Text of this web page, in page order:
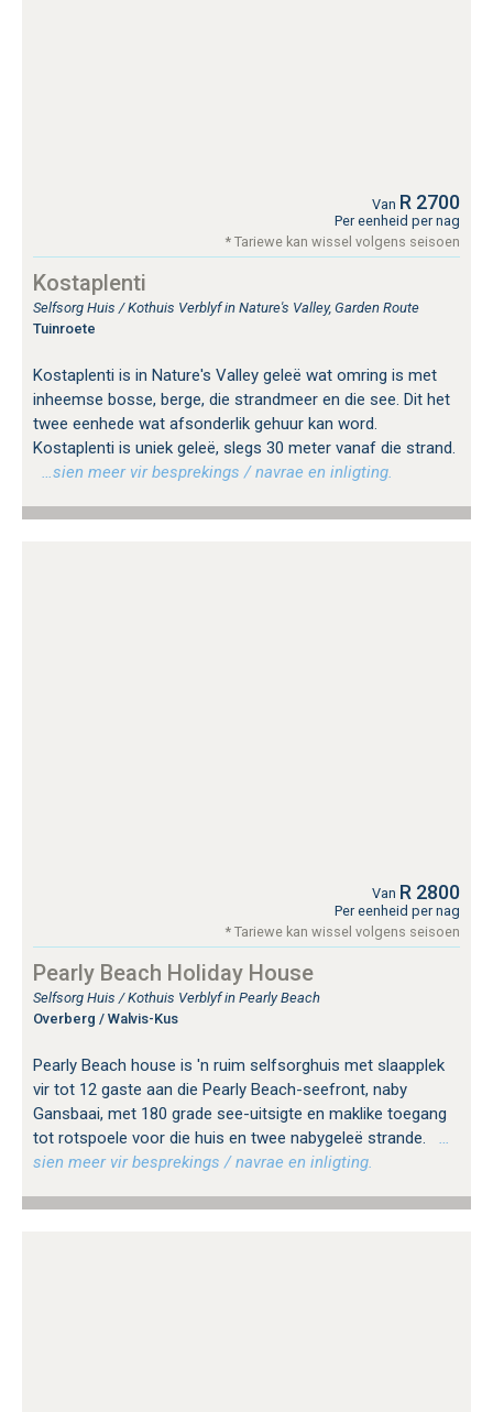
Van R 2700
Per eenheid per nag
* Tariewe kan wissel volgens seisoen
Kostaplenti
Selfsorg Huis / Kothuis Verblyf in Nature's Valley, Garden Route
Tuinroete
Kostaplenti is in Nature's Valley geleë wat omring is met
inheemse bosse, berge, die strandmeer en die see. Dit het
twee eenhede wat afsonderlik gehuur kan word.
Kostaplenti is uniek geleë, slegs 30 meter vanaf die strand.
…sien meer vir besprekings / navrae en inligting.
Van R 2800
Per eenheid per nag
* Tariewe kan wissel volgens seisoen
Pearly Beach Holiday House
Selfsorg Huis / Kothuis Verblyf in Pearly Beach
Overberg / Walvis-Kus
Pearly Beach house is 'n ruim selfsorghuis met slaapplek
vir tot 12 gaste aan die Pearly Beach-seefront, naby
Gansbaai, met 180 grade see-uitsigte en maklike toegang
tot rotspoele voor die huis en twee nabygeleë strande.
…
sien meer vir besprekings / navrae en inligting.